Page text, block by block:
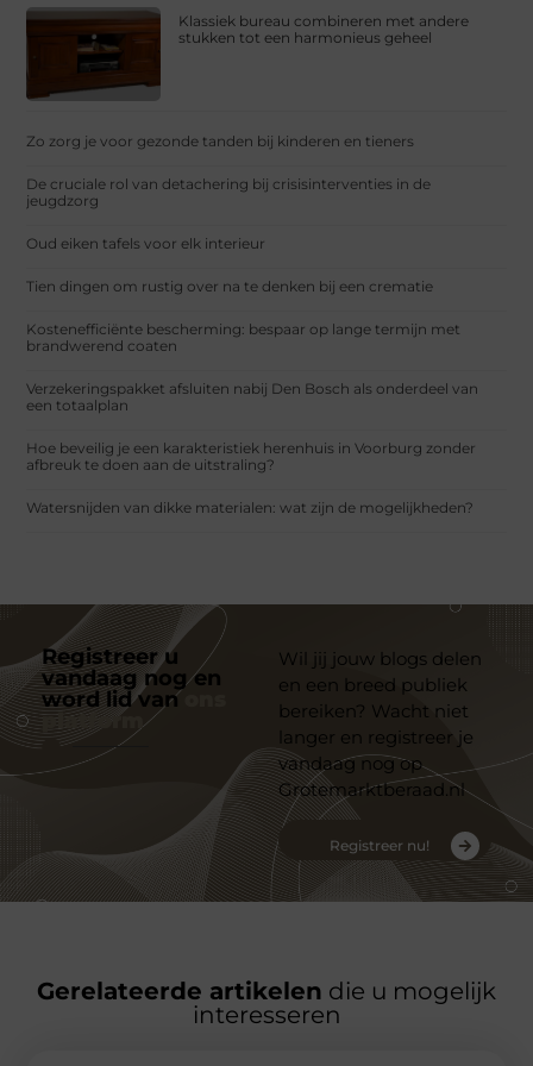
Klassiek bureau combineren met andere
stukken tot een harmonieus geheel
Zo zorg je voor gezonde tanden bij kinderen en tieners
De cruciale rol van detachering bij crisisinterventies in de
jeugdzorg
Oud eiken tafels voor elk interieur
Tien dingen om rustig over na te denken bij een crematie
Kostenefficiënte bescherming: bespaar op lange termijn met
brandwerend coaten
Verzekeringspakket afsluiten nabij Den Bosch als onderdeel van
een totaalplan
Hoe beveilig je een karakteristiek herenhuis in Voorburg zonder
afbreuk te doen aan de uitstraling?
Watersnijden van dikke materialen: wat zijn de mogelijkheden?
Registreer u
vandaag nog en
word lid van
platform
Wil jij jouw blogs delen
en een breed publiek
bereiken? Wacht niet
langer en registreer je
vandaag nog op
Grotemarktberaad.nl
Registreer nu!
Gerelateerde artikelen die u mogelijk
interesseren